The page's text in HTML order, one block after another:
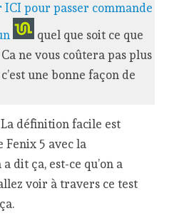
ICI pour passer commande
quel que soit ce que
ne vous coûtera pas plus
une bonne façon de
La définition facile est
Fenix 5 avec la
dit ça, est-ce qu’on a
voir à travers ce test